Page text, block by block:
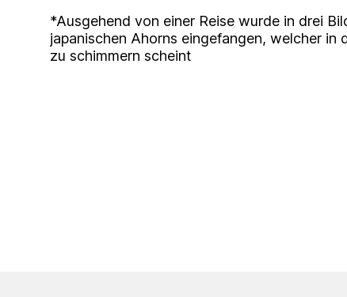
*Ausgehend von einer Reise wurde in drei
japanischen Ahorns eingefangen, welcher in
zu schimmern scheint